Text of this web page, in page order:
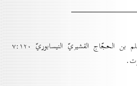
(۱) صحيح مسلم لمسلم بن الحجّاج القشيريّ النيسابوريّ ۷:۱۲٠